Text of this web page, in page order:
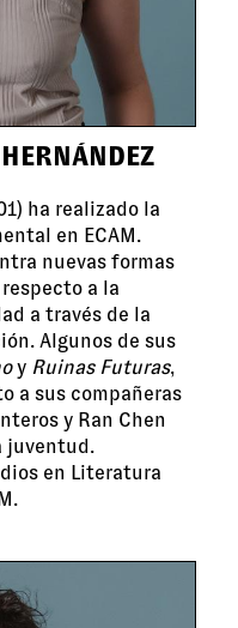
ha realizado la
en ECAM.
nuevas formas
a la
a través de la
Algunos de sus
y Ruinas Futuras,
a sus compañeras
y Ran Chen
juventud.
en Literatura